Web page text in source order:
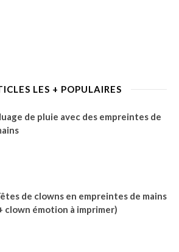
LES + POPULAIRES
de pluie avec des empreintes de
de clowns en empreintes de mains
clown émotion à imprimer)